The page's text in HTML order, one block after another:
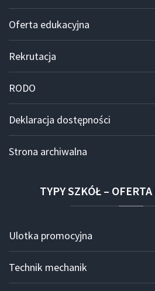
Oferta edukacyjna
Rekrutacja
RODO
Deklaracja dostępności
Strona archiwalna
TYPYSZKÓŁ – OFERTA
Ulotka promocyjna
Technik mechanik